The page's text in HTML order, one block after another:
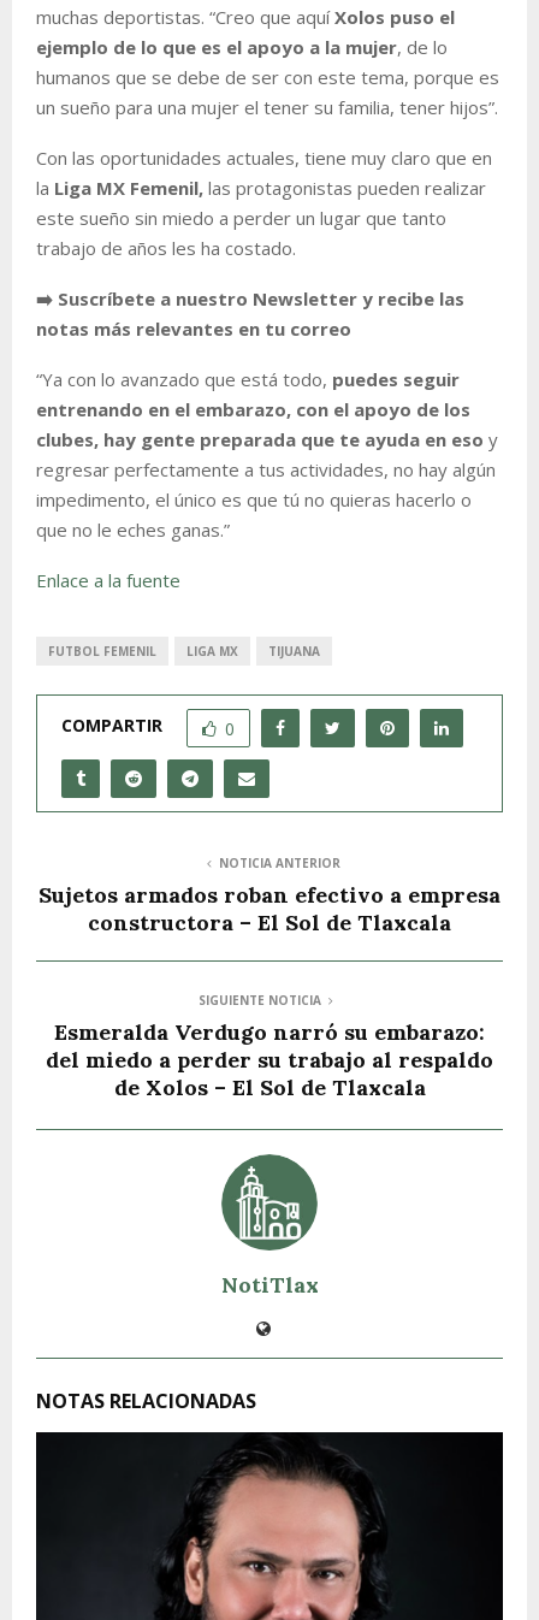
muchas deportistas. “Creo que aquíXolos puso el
ejemplo de lo que es el apoyo a la mujer, de lo
humanos que se debe de ser con este tema, porque es
un sueño para una mujer el tener su familia, tener hijos”.
Con las oportunidades actuales, tiene muy claro que en
la Liga MX Femenil, las protagonistas pueden realizar
este sueño sin miedo a perder un lugar que tanto
trabajo de años les ha costado.
➡️ Suscríbete a nuestro Newsletter y recibe las
notas más relevantes en tu correo
“Ya con lo avanzado que está todo, puedes seguir
entrenando en el embarazo, con el apoyo de los
clubes, hay gente preparada que te ayuda en eso y
regresar perfectamente a tus actividades, no hay algún
impedimento, el único es que tú no quieras hacerlo o
que no le eches ganas.”
Enlace a la fuente
FUTBOL FEMENIL LIGA MX TIJUANA
COMPARTIR 0
NOTICIA ANTERIOR
Sujetos armados roban efectivo a empresa
constructora – El Sol de Tlaxcala
SIGUIENTE NOTICIA
Esmeralda Verdugo narró su embarazo:
del miedo a perder su trabajo al respaldo
de Xolos – El Sol de Tlaxcala
NotiTlax
NOTAS RELACIONADAS